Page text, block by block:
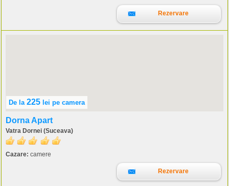
Rezervare
De la 225 lei pe camera
Dorna Apart
Vatra Dornei (Suceava)
Cazare: camere
Rezervare